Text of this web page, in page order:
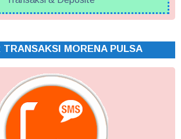
TRANSAKSI MORENA PULSA